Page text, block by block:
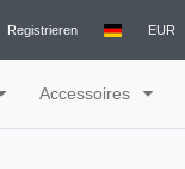
Registrieren EUR
Accessoires